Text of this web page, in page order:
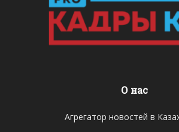
О нас
Агрегатор новостей в